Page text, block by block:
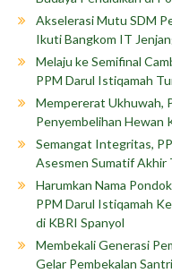
Akselerasi Mutu SDM
Ikuti Bangkom IT
Melaju ke Semifinal
PPM Darul Istiqamah
Mempererat Ukhuwah,
Penyembelihan Hewan
Semangat Integritas,
Asesmen Sumatif Akhir
Harumkan Nama
PPM Darul Istiqamah
di KBRI Spanyol
Membekali Generasi
Gelar Pembekalan